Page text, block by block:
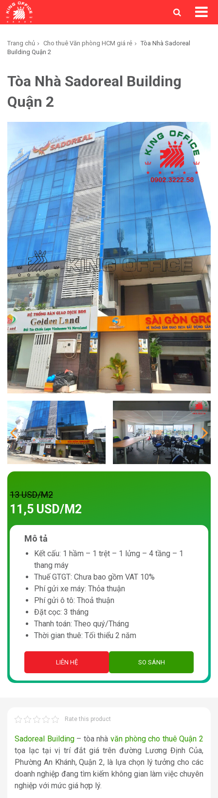
Trang chủ Cho thuê Văn phòng HCM giá rẻ
Tòa Nhà Sadoreal
Building Quận 2
Tòa Nhà Sadoreal Building
Quận 2
13 USD/M2
11,5 USD/M2
Mô tả
Kết cấu: 1 hầm – 1 trệt – 1 lửng – 4 tầng – 1
thang máy
Thuế GTGT: Chưa bao gồm VAT 10%
Phí gửi xe máy: Thỏa thuận
Phí gửi ô tô: Thoả thuận
Đặt cọc: 3 tháng
Thanh toán: Theo quý/Tháng
Thời gian thuê: Tối thiểu 2 năm
LIÊN HỆ SO SÁNH
Rate this product
Sadoreal Building– tòa nhàvăn phòng cho thuê Quận 2
tọa lạc tại vị trí đắt giá trên đường Lương Định Của,
Phường An Khánh, Quận 2, là lựa chọn lý tưởng cho các
doanh nghiệp đang tìm kiếm không gian làm việc chuyên
nghiệp với mức giá hợp lý.